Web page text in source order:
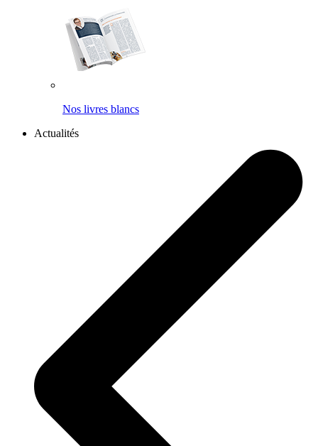
Nos livres blancs
Actualités